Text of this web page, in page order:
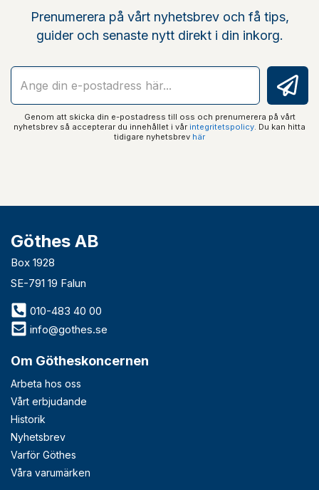
Prenumerera på vårt nyhetsbrev och få tips,
guider och senaste nytt direkt i din inkorg.
Genom att skicka din e-postadress till oss och prenumerera på vårt
nyhetsbrev så accepterar du innehållet i vår integritetspolicy. Du kan hitta
tidigare nyhetsbrev här
Göthes AB
Box 1928
SE-791 19 Falun
010-483 40 00
info@gothes.se
Om Götheskoncernen
Arbeta hos oss
Vårt erbjudande
Historik
Nyhetsbrev
Varför Göthes
Våra varumärken